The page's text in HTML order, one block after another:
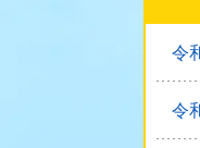
令
令